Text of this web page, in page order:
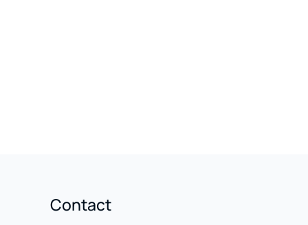
Contact